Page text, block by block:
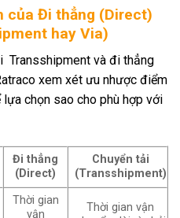
của Đi thẳng (Direct)
hay Via)
Transshipment và đi thẳng
xem xét ưu nhược điểm
chọn sao cho phù hợp với
Đi thẳng
(Direct)
Chuyển tải
(Transshipment)
Thời gian
vận
Thời gian vận